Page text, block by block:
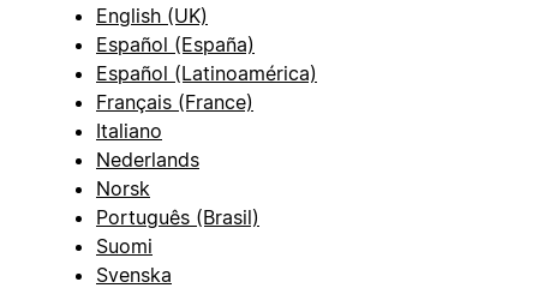
English (UK)
Español (España)
Español (Latinoamérica)
Français (France)
Italiano
Nederlands
Norsk
Português (Brasil)
Suomi
Svenska